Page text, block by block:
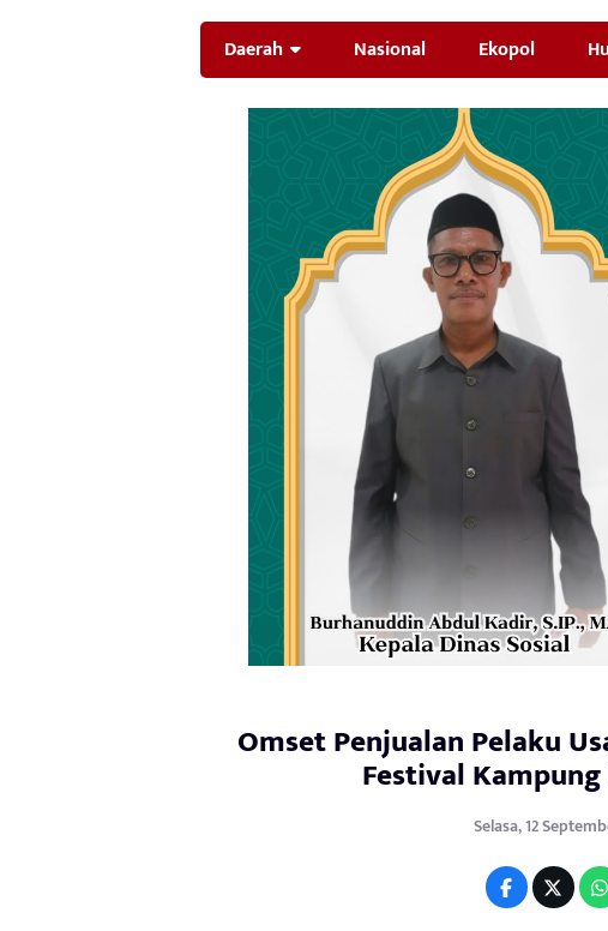
Daerah Nasional Ekopol
Omset Penjualan Pelaku
Festival
Selasa, 12